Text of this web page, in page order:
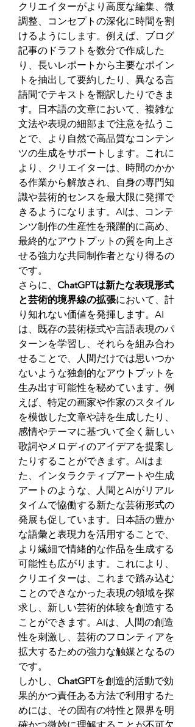
クリエイターがより高度な編集、微
調整、コンセプトの深化に時間を割
けるようにします。例えば、ブログ
記事のドラフトを数分で作成した
り、長いレポートから主要なポイン
トを抽出して要約したり、異なる言
語間でテキストを翻訳したりできま
す。日本語の文章において、複雑な
文法や表現の細部まで注意を払うこ
とで、より自然で高品質なコンテン
ツの生成をサポートします。これに
より、クリエイターは、時間のかか
る作業から解放され、自身の専門知
識や芸術的センスを最大限に発揮で
きるようになります。AIは、コンテ
ンツ制作の生産性を飛躍的に高め、
最終的なアウトプットの質を向上さ
せる強力な共同制作者となり得るの
です。
さらに、 ChatGPTは新たな表現形式
と芸術的境界線の拡張において、計
り知れない価値を発揮します。AI
は、既存の芸術様式や言語表現のパ
ターンを学習し、それらを組み合わ
せることで、人間だけでは思いつか
ないような独創的なアウトプットを
生み出す可能性を秘めています。例
えば、特定の画家や作家のスタイル
を模倣した文章や詩を生成したり、
感情やテーマに基づいて全く新しい
歌詞やメロディのアイデアを提案し
たりすることができます。AIはま
た、インタラクティブアートや生成
アートのような、人間とAIがリアル
タイムで協働する新たな芸術形式の
発展も促しています。日本語の豊か
な語彙と表現力を活用することで、
より繊細で情緒的な作品を生成する
可能性も広がります。これにより、
クリエイターは、これまで踏み込む
ことのできなかった表現の領域を探
求し、新しい芸術的体験を創造する
ことができます。AIは、人間の創造
性を刺激し、芸術のフロンティアを
拡大するための強力な触媒となるの
です。
しかし、 ChatGPTを創造的活動で効
果的かつ責任ある方法で利用するた
めには、その固有の特性と限界を明